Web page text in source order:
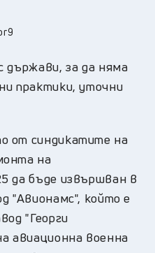
държави, за да няма
практики, уточни
от синдикатите на
на
да бъде извършван в
"Авионамс", който е
"Георги
авиационна военна